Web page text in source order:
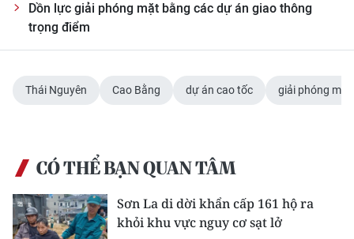
Dồn lực giải phóng mặt bằng các dự án giao thông
trọng điểm
Thái Nguyên Cao Bằng dự án cao tốc giải phóng mặt
CÓ THỂ BẠN QUAN TÂM
Sơn La di dời khẩn cấp 161 hộ ra
khỏi khu vực nguy cơ sạt lở